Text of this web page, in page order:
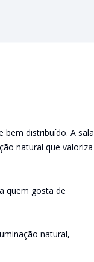
distribuído. A sala
natural que valoriza
quem gosta de
natural,